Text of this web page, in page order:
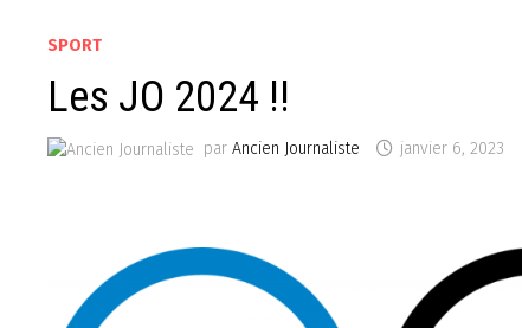
SPORT
Les JO 2024 !!
parAncien Journaliste janvier 6, 2023